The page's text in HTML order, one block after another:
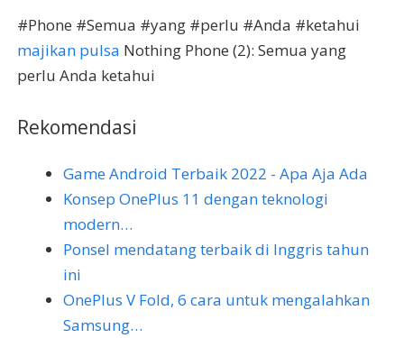
#Phone #Semua #yang #perlu #Anda #ketahui
majikan pulsa Nothing Phone (2): Semua yang
perlu Anda ketahui
Rekomendasi
Game Android Terbaik 2022 - Apa Aja Ada
Konsep OnePlus 11 dengan teknologi
modern…
Ponsel mendatang terbaik di Inggris tahun
ini
OnePlus V Fold, 6 cara untuk mengalahkan
Samsung…